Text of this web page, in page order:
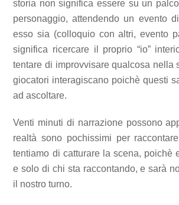
storia non significa essere su un
personaggio, attendendo un evento
esso sia (colloquio con altri, evento
significa ricercare il proprio “io”
tentare di improvvisare qualcosa nella
giocatori interagiscano poichè questi
ad ascoltare.
Venti minuti di narrazione possono
realtà sono pochissimi per
tentiamo di catturare la scena, poichè
e solo di chi sta raccontando, e sarà
il nostro turno.